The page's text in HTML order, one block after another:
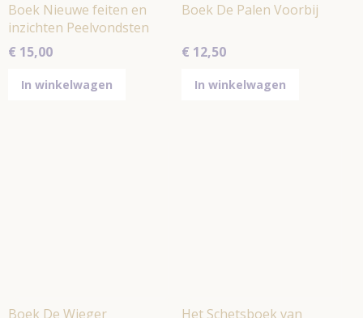
Boek Nieuwe feiten en
inzichten Peelvondsten
€ 15,00
In winkelwagen
Boek De Palen Voorbij
€ 12,50
In winkelwagen
Boek De Wieger
Het Schetsboek van